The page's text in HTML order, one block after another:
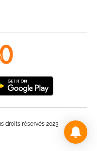
droits réservés 2023